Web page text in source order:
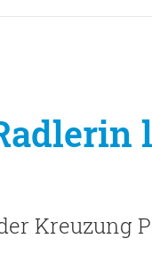
Kreuzung